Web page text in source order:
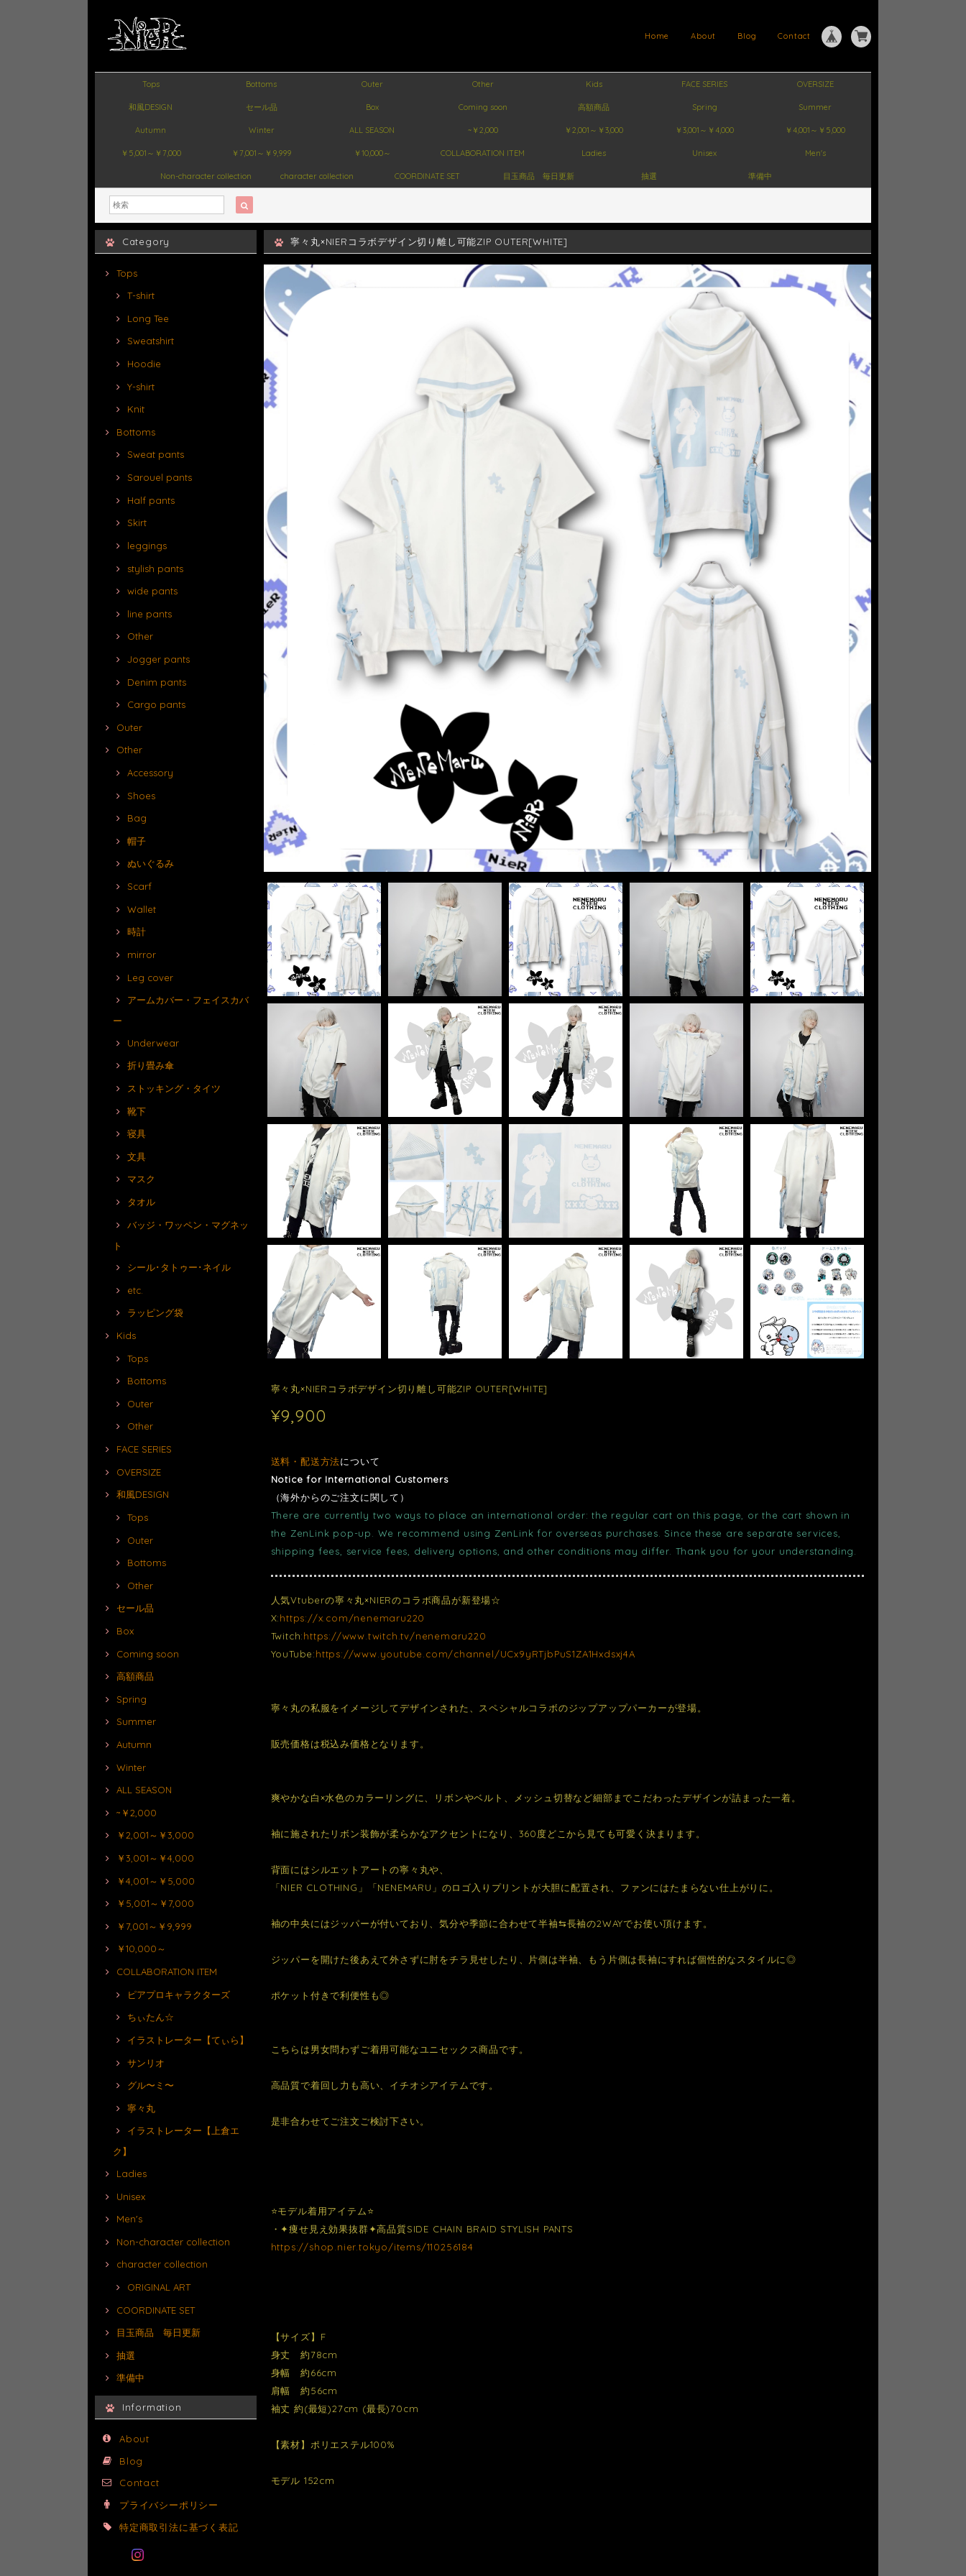
Contact
Blog
About
Home
Tops Bottoms Outer Other Kids FACE SERIES OVERSIZE
和風DESIGN セール品 Box Coming soon 高額商品 Spring Summer
Autumn Winter ALL SEASON ~￥2,000 ￥2,001～￥3,000 ￥3,001～￥4,000 ￥4,001～￥5,000
￥5,001～￥7,000 ￥7,001～￥9,999 ￥10,000～ COLLABORATION ITEM Ladies Unisex Men's
Non-character collection character collection COORDINATE SET 目玉商品 毎日更新 抽選 準備中
Category
Tops
T-shirt
Long Tee
Sweatshirt
Hoodie
Y-shirt
Knit
Bottoms
Sweat pants
Sarouel pants
Half pants
Skirt
leggings
stylish pants
wide pants
line pants
Other
Jogger pants
Denim pants
Cargo pants
Outer
Other
Accessory
Shoes
Bag
帽子
ぬいぐるみ
Scarf
Wallet
時計
mirror
Leg cover
アームカバー・フェイスカバ
ー
Underwear
折り畳み傘
ストッキング・タイツ
靴下
寝具
文具
マスク
タオル
バッジ・ワッペン・マグネッ
ト
シール･タトゥー･ネイル
etc.
ラッピング袋
Kids
Tops
Bottoms
Outer
Other
FACE SERIES
OVERSIZE
和風DESIGN
Tops
Outer
Bottoms
Other
セール品
Box
Coming soon
高額商品
Spring
Summer
Autumn
Winter
ALL SEASON
~￥2,000
￥2,001～￥3,000
￥3,001～￥4,000
￥4,001～￥5,000
￥5,001～￥7,000
￥7,001～￥9,999
￥10,000～
COLLABORATION ITEM
ピアプロキャラクターズ
ちぃたん☆
イラストレーター【てぃら】
サンリオ
グル〜ミ〜
寧々丸
イラストレーター【上倉エ
ク】
Ladies
Unisex
Men's
Non-character collection
character collection
ORIGINAL ART
COORDINATE SET
目玉商品 毎日更新
抽選
準備中
Information
About
Blog
Contact
プライバシーポリシー
特定商取引法に基づく表記
寧々丸×NIERコラボデザイン切り離し可能ZIP OUTER[WHITE]
寧々丸×NIERコラボデザイン切り離し可能ZIP OUTER[WHITE]
¥9,900
送料・配送方法について
Notice for International Customers
（海外からのご注文に関して）
There are currently two ways to place an international order: the regular cart on this page, or the cart shown in
the ZenLink pop-up. We recommend using ZenLink for overseas purchases. Since these are separate services,
shipping fees, service fees, delivery options, and other conditions may differ. Thank you for your understanding.
人気Vtuberの寧々丸×NIERのコラボ商品が新登場☆
X:https://x.com/nenemaru220
Twitch:https://www.twitch.tv/nenemaru220
YouTube:https://www.youtube.com/channel/UCx9yRTjbPuS1ZA1Hxdsxj4A
寧々丸の私服をイメージしてデザインされた、スペシャルコラボのジップアップパーカーが登場。
販売価格は税込み価格となります。
爽やかな白×水色のカラーリングに、リボンやベルト、メッシュ切替など細部までこだわったデザインが詰まった一着。
袖に施されたリボン装飾が柔らかなアクセントになり、360度どこから見ても可愛く決まります。
背面にはシルエットアートの寧々丸や、
「NIER CLOTHING」「NENEMARU」のロゴ入りプリントが大胆に配置され、ファンにはたまらない仕上がりに。
袖の中央にはジッパーが付いており、気分や季節に合わせて半袖⇆長袖の2WAYでお使い頂けます。
ジッパーを開けた後あえて外さずに肘をチラ見せしたり、片側は半袖、もう片側は長袖にすれば個性的なスタイルに◎
ポケット付きで利便性も◎
こちらは男女問わずご着用可能なユニセックス商品です。
高品質で着回し力も高い、イチオシアイテムです。
是非合わせてご注文ご検討下さい。
⭐️モデル着用アイテム⭐️
・✦痩せ見え効果抜群✦高品質SIDE CHAIN BRAID STYLISH PANTS
https://shop.nier.tokyo/items/110256184
【サイズ】F
身丈 約78cm
身幅 約66cm
肩幅 約56cm
袖丈 約(最短)27cm (最長)70cm
【素材】ポリエステル100%
モデル 152cm